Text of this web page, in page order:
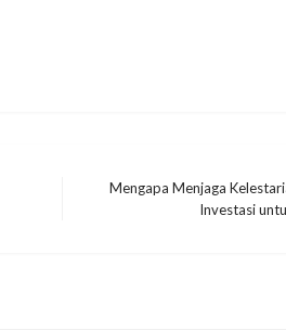
Mengapa Menjaga
Investasi